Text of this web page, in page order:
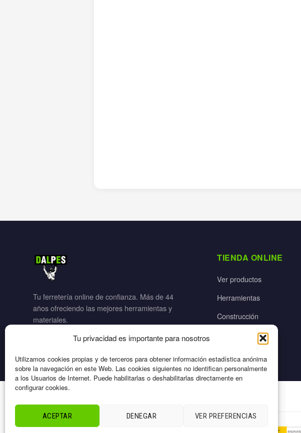
Tu privacidad es importante para nosotros
Utilizamos cookies propias y de terceros para obtener información estadística anónima
sobre la navegación en este Web. Las cookies siguientes no identifican personalmente
a los Usuarios de Internet. Puede habilitarlas o deshabilitarlas directamente en
configurar cookies.
ACEPTAR DENEGAR VER PREFERENCIAS
Tu ferretería online de confianza. Más de 44
años ofreciendo las mejores herramientas y
materiales.
TIENDA ONLINE
Ver productos
Herramientas
Construcción